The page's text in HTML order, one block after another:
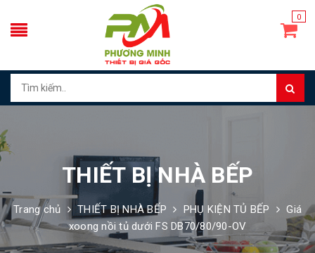
0
THIẾT BỊ NHÀ BẾP
Trang chủ THIẾT BỊ NHÀ BẾP PHỤ KIỆN TỦ BẾP
Giá
xoong nồi tủ dưới FS DB70/80/90-OV